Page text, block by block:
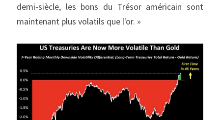
demi-siècle, les bons du Trésor américain sont
maintenant plus volatils que l'or. »